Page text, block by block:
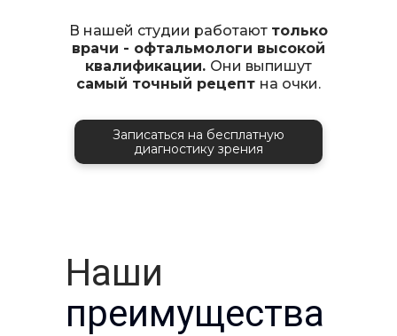
В нашей студии работают только
врачи - офтальмологи высокой
квалификации. Они выпишут
самый точный рецепт на очки.
Записаться на бесплатную
диагностику зрения
Наши
преимущества